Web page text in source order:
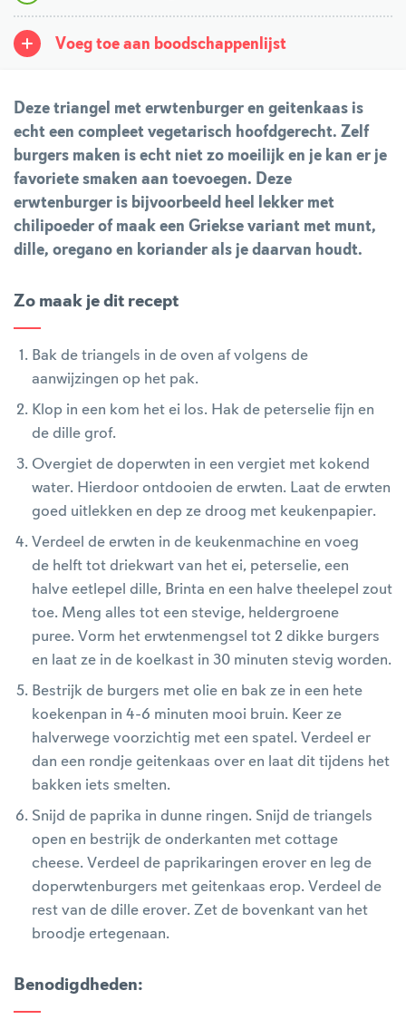
Voeg toe aan boodschappenlijst
Deze triangel met erwtenburger en geitenkaas is
echt een compleet vegetarisch hoofdgerecht. Zelf
burgers maken is echt niet zo moeilijk en je kan er je
favoriete smaken aan toevoegen. Deze
erwtenburger is bijvoorbeeld heel lekker met
chilipoeder of maak een Griekse variant met munt,
dille, oregano en koriander als je daarvan houdt.
Zo maak je dit recept
Bak de triangels in de oven af volgens de
aanwijzingen op het pak.
Klop in een kom het ei los. Hak de peterselie fijn en
de dille grof.
Overgiet de doperwten in een vergiet met kokend
water. Hierdoor ontdooien de erwten. Laat de erwten
goed uitlekken en dep ze droog met keukenpapier.
Verdeel de erwten in de keukenmachine en voeg
de helft tot driekwart van het ei, peterselie, een
halve eetlepel dille, Brinta en een halve theelepel zout
toe. Meng alles tot een stevige, heldergroene
puree. Vorm het erwtenmengsel tot 2 dikke burgers
en laat ze in de koelkast in 30 minuten stevig worden.
Bestrijk de burgers met olie en bak ze in een hete
koekenpan in 4-6 minuten mooi bruin. Keer ze
halverwege voorzichtig met een spatel. Verdeel er
dan een rondje geitenkaas over en laat dit tijdens het
bakken iets smelten.
Snijd de paprika in dunne ringen. Snijd de triangels
open en bestrijk de onderkanten met cottage
cheese. Verdeel de paprikaringen erover en leg de
doperwtenburgers met geitenkaas erop. Verdeel de
rest van de dille erover. Zet de bovenkant van het
broodje ertegenaan.
Benodigdheden: